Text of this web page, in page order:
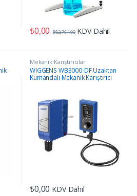
₺0,00 ₺82.764,00 KDV Dahil
Mekanik Karıştırıcılar
WIGGENS WB3000-DF Uzaktan
Kumandalı Mekanik Karıştırıcı
₺0,00 KDV Dahil